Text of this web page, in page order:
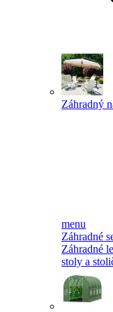
Záhradný
menu
Záhradné
Záhradné
stoly a